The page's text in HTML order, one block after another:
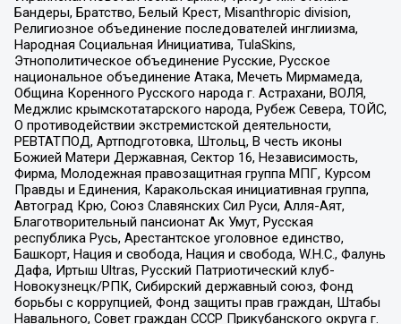
Бандеры, Братство, Белый Крест, Misanthropic division,
Религиозное объединение последователей инглиизма,
Народная Социальная Инициатива, TulaSkins,
Этнополитическое объединение Русские, Русское
национальное объединение Атака, Мечеть Мирмамеда,
Община Коренного Русского народа г. Астрахани, ВОЛЯ,
Меджлис крымскотатарского народа, Рубеж Севера, ТОЙС,
О противодействии экстремистской деятельности,
РЕВТАТПОД, Артподготовка, Штольц, В честь иконы
Божией Матери Державная, Сектор 16, Независимость,
Фирма, Молодежная правозащитная группа МПГ, Курсом
Правды и Единения, Каракольская инициативная группа,
Автоград Крю, Союз Славянских Сил Руси, Алля-Аят,
Благотворительный пансионат Ак Умут, Русская
республика Русь, Арестантское уголовное единство,
Башкорт, Нация и свобода, Нация и свобода, W.H.С., Фалунь
Дафа, Иртыш Ultras, Русский Патриотический клуб-
Новокузнецк/РПК, Сибирский державный союз, Фонд
борьбы с коррупцией, Фонд защиты прав граждан, Штабы
Навального, Совет граждан СССР Прикубанского округа г.